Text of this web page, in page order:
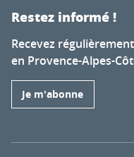
Restez informé !
Recevez
en Provence-Alpes-
Je m'abonne